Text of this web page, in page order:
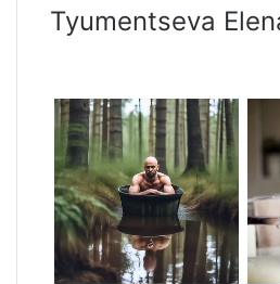
Tyumentseva